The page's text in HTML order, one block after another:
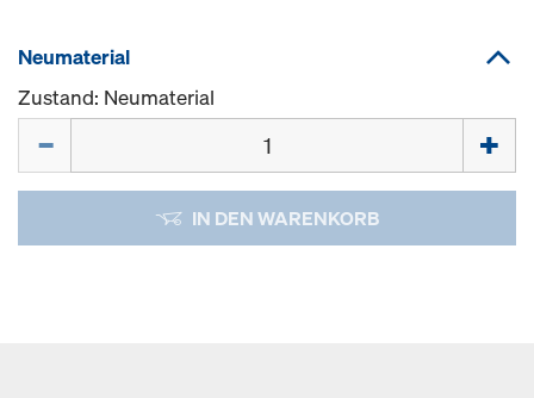
Neumaterial
Zustand: Neumaterial
IN DEN WARENKORB